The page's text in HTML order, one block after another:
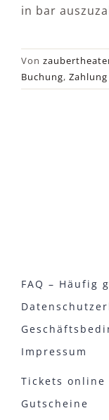
in bar
Von
Buchung,
FAQ – Häufig
Impressum
Tickets online
Gutscheine